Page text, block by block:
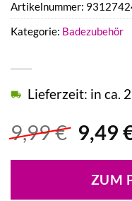
9,99€
war:
9,99 €
9,49
Lieferzeit: in ca.
ZUM
Artikelnummer:
Kategorie: Badezubehör